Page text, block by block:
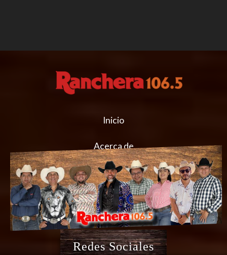
Inicio
Acerca de
Redes Sociales